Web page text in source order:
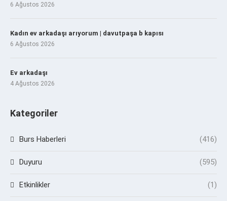
6 Ağustos 2026
Kadın ev arkadaşı arıyorum | davutpaşa b kapısı
6 Ağustos 2026
Ev arkadaşı
4 Ağustos 2026
Kategoriler
Burs Haberleri (416)
Duyuru (595)
Etkinlikler (1)